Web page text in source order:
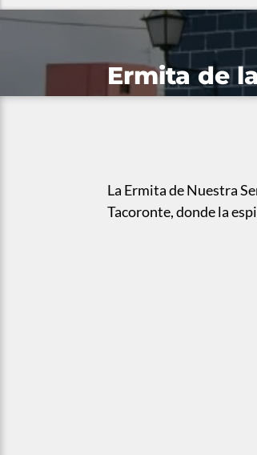
Ermita de
La Ermita de Nuestra
Tacoronte, donde la